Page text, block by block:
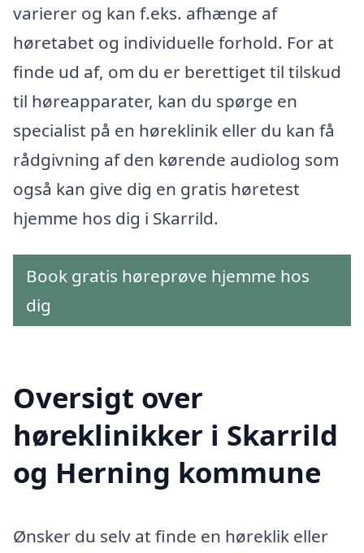
varierer og kan f.eks. afhænge af
høretabet og individuelle forhold. For at
finde ud af, om du er berettiget til tilskud
til høreapparater, kan du spørge en
specialist på en høreklinik eller du kan få
rådgivning af den kørende audiolog som
også kan give dig en gratis høretest
hjemme hos dig i Skarrild.
Book gratis høreprøve hjemme hos
dig
Oversigt over
høreklinikker i Skarrild
og Herning kommune
Ønsker du selv at finde en høreklik eller